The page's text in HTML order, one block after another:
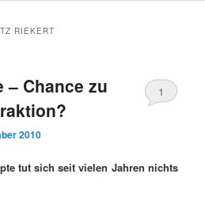
RIEKERT
– Chance zu
2010
1
tut sich seit vielen Jahren nichts